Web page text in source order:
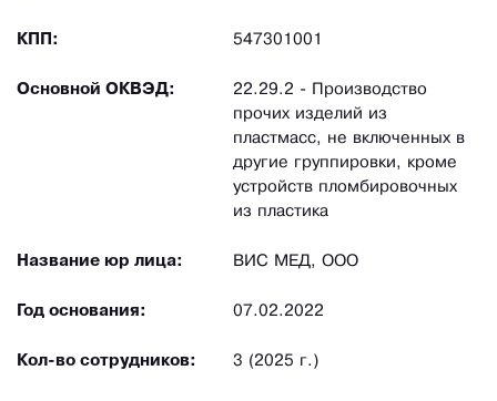
КПП: 547301001
Основной ОКВЭД:
22.29.2 - Производство
прочих изделий из
пластмасс, не включенных в
другие группировки, кроме
устройств пломбировочных
из пластика
Название юр лица: ВИС МЕД, ООО
Год основания: 07.02.2022
Кол-во сотрудников: 3 (2025 г.)